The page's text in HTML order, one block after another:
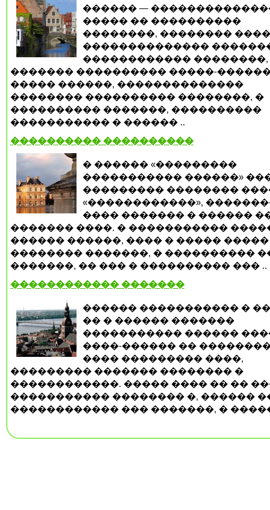
������ —
����� �� ����������
��������, ��������
��������������
������������ ��������,
������� ���������� �����-
����� ������, ��������������
�������� ���������� ��������, �
���������� �������, ����������
����������� � ������ ..
���������� ����������
� ������ «���������
����������� ������»
��������� ��������
«������������»,
���� ������� � ������
������� ����. � �����������
������ ������, ���� � ����� �����
�������� �������, � ����������
�������, �� ��� � ���������� ��� ..
������������ �������
������ ����������� �
�� � ������ �������
����������� ������
����-������ ��
���� ��������� ����,
��������� ������� �������� �
������������. ����� ���� �� ��
����������� �������� �, ������
������������ ��� �������, �